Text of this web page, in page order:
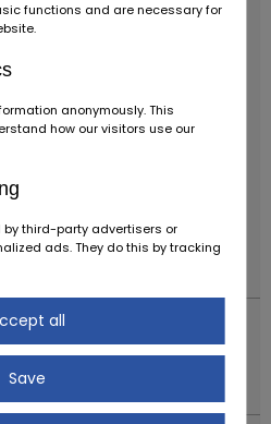
functions and are necessary for
anonymously. This
how our visitors use our
third-party advertisers or
ads. They do this by tracking
all
Save